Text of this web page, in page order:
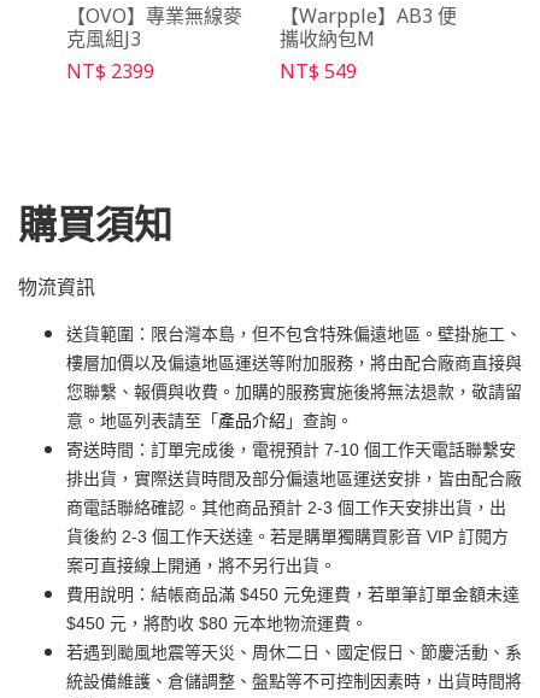
【OVO】專業無線麥
克風組J3
NT$ 2399
【Warpple】AB3 便
攜收納包M
NT$ 549
購買須知
物流資訊
送貨範圍：限台灣本島，但不包含特殊偏遠地區。壁掛施工、
樓層加價以及偏遠地區運送等附加服務，將由配合廠商直接與
您聯繫、報價與收費。加購的服務實施後將無法退款，敬請留
意。地區列表請至「產品介紹 」查詢。
寄送時間：訂單完成後，電視預計 7-10 個工作天電話聯繫安
排出貨，實際送貨時間及部分偏遠地區運送安排，皆由配合廠
商電話聯絡確認。其他商品預計 2-3 個工作天安排出貨，出
貨後約 2-3 個工作天送達。若是購單獨購買影音 VIP 訂閱方
案可直接線上開通，將不另行出貨。
費用說明：結帳商品滿 $450 元免運費，若單筆訂單金額未達
$450 元，將酌收 $80 元本地物流運費。
若遇到颱風地震等天災、周休二日、國定假日、節慶活動、系
統設備維護、倉儲調整、盤點等不可控制因素時，出貨時間將